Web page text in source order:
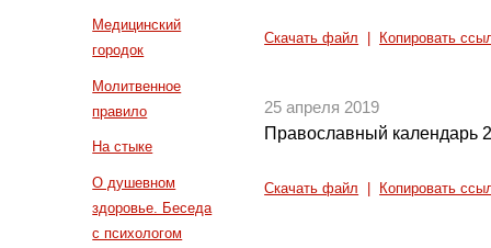
Медицинский
городок
Молитвенное
правило
На стыке
О душевном
здоровье. Беседа
с психологом
Скачать файл Копировать
25 апреля 2019
Православный календарь
Скачать файл Копировать